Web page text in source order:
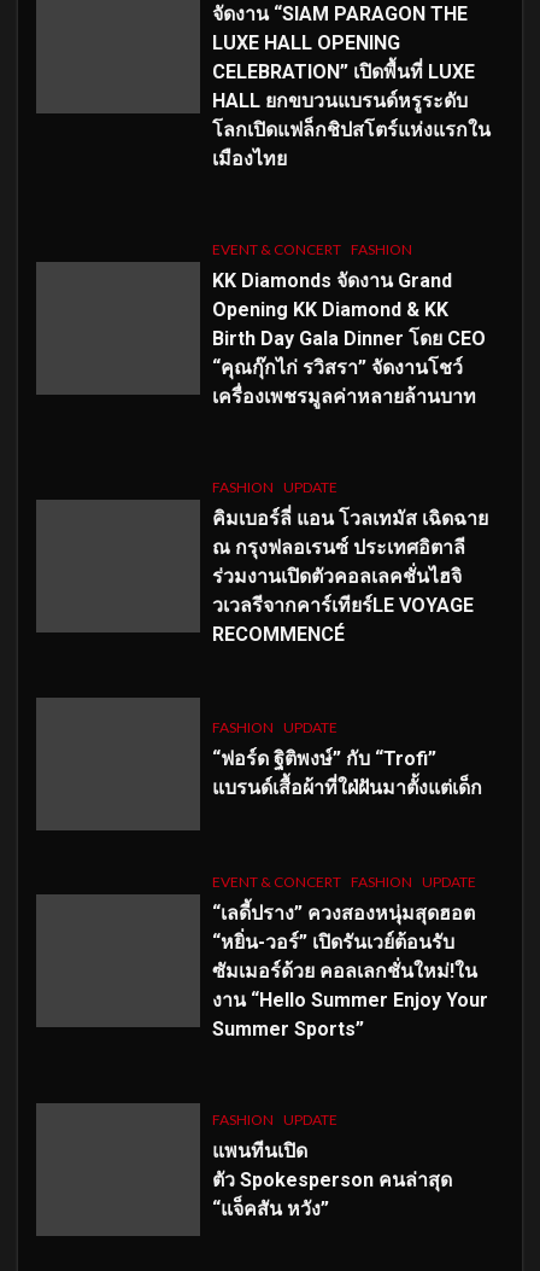
จัดงาน “SIAM PARAGON THE
LUXE HALL OPENING
CELEBRATION” เปิดพื้นที่ LUXE
HALL ยกขบวนแบรนด์หรูระดับ
โลกเปิดแฟล็กชิปสโตร์แห่งแรกใน
เมืองไทย
EVENT & CONCERT FASHION
KK Diamonds จัดงาน Grand
Opening KK Diamond & KK
Birth Day Gala Dinner โดย CEO
“คุณกุ๊กไก่ รวิสรา” จัดงานโชว์
เครื่องเพชรมูลค่าหลายล้านบาท
FASHION UPDATE
คิมเบอร์ลี่ แอน โวลเทมัส เฉิดฉาย
ณ กรุงฟลอเรนซ์ ประเทศอิตาลี
ร่วมงานเปิดตัวคอลเลคชั่นไฮจิ
วเวลรีจากคาร์เทียร์LE VOYAGE
RECOMMENCÉ
FASHION UPDATE
“ฟอร์ด ฐิติพงษ์” กับ “Trofi”
แบรนด์เสื้อผ้าที่ใฝ่ฝันมาตั้งแต่เด็ก
EVENT & CONCERT FASHION UPDATE
“เลดี้ปราง” ควงสองหนุ่มสุดฮอต
“หยิ่น-วอร์” เปิดรันเวย์ต้อนรับ
ซัมเมอร์ด้วย คอลเลกชั่นใหม่!ใน
งาน “Hello Summer Enjoy Your
Summer Sports”
FASHION UPDATE
แพนทีนเปิด
ตัว Spokesperson คนล่าสุด
“แจ็คสัน หวัง”